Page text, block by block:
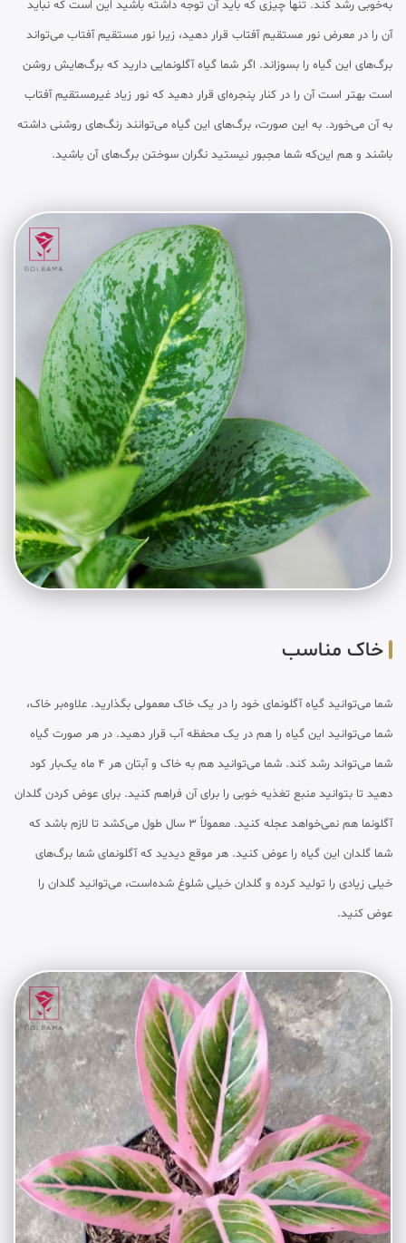
به‌خوبی رشد کند. تنها چیزی که باید آن توجه داشته باشید این است که نباید
آن را در معرض نور مستقیم آفتاب قرار دهید، زیرا نور مستقیم آفتاب می‌تواند
برگ‌های این گیاه را بسوزاند. اگر شما گیاه آگلونمایی دارید که برگ‌هایش روشن
است بهتر است آن را در کنار پنجره‌ای قرار دهید که نور زیاد غیرمستقیم آفتاب
به آن می‌خورد. به این صورت، برگ‌های این گیاه می‌توانند رنگ‌های روشنی داشته
باشند و هم این‌که شما مجبور نیستید نگران سوختن برگ‌های آن باشید.
خاک مناسب
شما می‌توانید گیاه آگلونمای خود را در یک خاک معمولی بگذارید. علاوه‌بر خاک،
شما می‌توانید این گیاه را هم در یک محفظه آب قرار دهید. در هر صورت گیاه
شما می‌تواند رشد کند. شما می‌توانید هم به خاک و آبتان هر ۴ ماه یک‌بار کود
دهید تا بتوانید منبع تغذیه خوبی را برای آن فراهم کنید. برای عوض کردن گلدان
آگلونما هم نمی‌خواهد عجله کنید. معمولاً ۳ سال طول می‌کشد تا لازم باشد که
شما گلدان این گیاه را عوض کنید. هر موقع دیدید که آگلونمای شما برگ‌های
خیلی زیادی را تولید کرده و گلدان خیلی شلوغ شده‌است، می‌توانید گلدان را
عوض کنید.